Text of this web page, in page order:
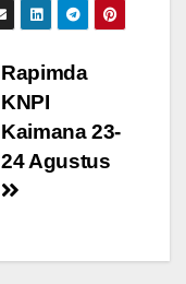
Rapimda
KNPI
Kaimana 23-
24 Agustus